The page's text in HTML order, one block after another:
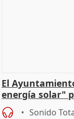
El
energía solar"
Sonido